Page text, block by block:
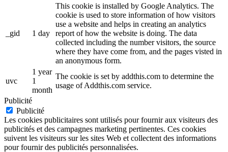
_gid 1 day
This cookie is installed by Google Analytics. The
cookie is used to store information of how visitors
use a website and helps in creating an analytics
report of how the website is doing. The data
collected including the number visitors, the source
where they have come from, and the pages visted in
an anonymous form.
uvc
1 year
1
month
The cookie is set by addthis.com to determine the
usage of Addthis.com service.
Publicité
Publicité
Les cookies publicitaires sont utilisés pour fournir aux visiteurs des
publicités et des campagnes marketing pertinentes. Ces cookies
suivent les visiteurs sur les sites Web et collectent des informations
pour fournir des publicités personnalisées.